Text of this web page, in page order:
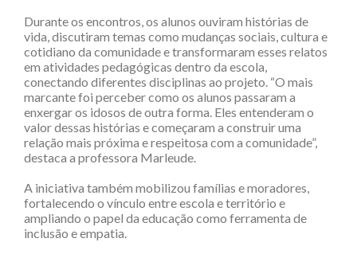
Durante os encontros, os alunos ouviram histórias de
vida, discutiram temas como mudanças sociais, cultura e
cotidiano da comunidade e transformaram esses relatos
em atividades pedagógicas dentro da escola,
conectando diferentes disciplinas ao projeto. “O mais
marcante foi perceber como os alunos passaram a
enxergar os idosos de outra forma. Eles entenderam o
valor dessas histórias e começaram a construir uma
relação mais próxima e respeitosa com a comunidade”,
destaca a professora Marleude.
A iniciativa também mobilizou famílias e moradores,
fortalecendo o vínculo entre escola e território e
ampliando o papel da educação como ferramenta de
inclusão e empatia.